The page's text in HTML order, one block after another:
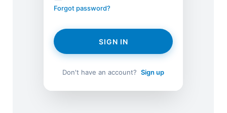
Forgot password?
SIGN IN
Don't have an account? Sign up